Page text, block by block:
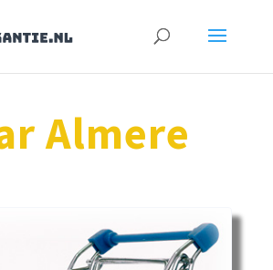
Almere